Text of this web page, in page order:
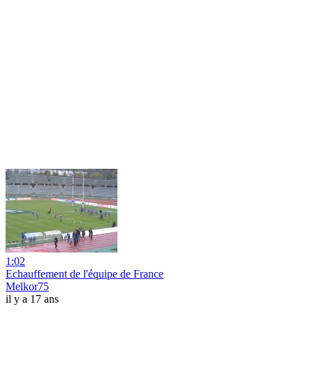
1:02
Echauffement de l'équipe de France
Melkor75
il y a 17 ans